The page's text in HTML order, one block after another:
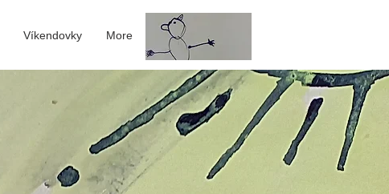
Víkendovky More Přihlásit se